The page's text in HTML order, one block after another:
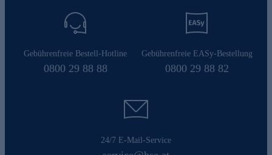
Gebührenfreie Bestell-Hotline
0800 29 88 88
Gebührenfreie EASy-Bestellung
0800 29 88 82
24/7 E-Mail-Service